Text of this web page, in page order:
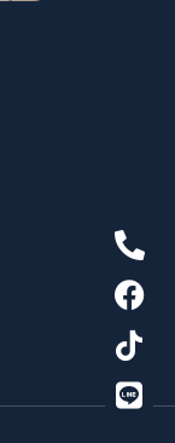
h
o
n
e
-
a
a
c
e
b
o
o
i
k
t
o
k
i
n
e